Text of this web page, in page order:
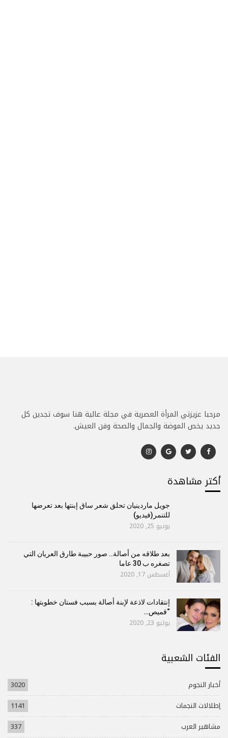
مرحبا عزيزتي المرأة العصرية في مجلة عالية هنا سوف تجدين كل
جديد يخص الموضة والجمال والصحة وفن العيش.
أكتر مشاهدة
جويل ماردينيان تحلق شعر ساق إبنتها بعد تعرضها
للتنمر(فيديو)
يونيو 25, 2020
بعد طلاقه من أصالة.. صور حبيبة طارق العريان التي
تصغره ب 30 عاما
أغسطس 17, 2020
إنتقادات لاذعة لإبنة أصالة بسبب فستان خطوبتها :
“قميص…
يوليو 23, 2020
الفئات الشعبية
أخبار النجوم
3020
إطلالات النجمات
1141
مشاهير العرب
337